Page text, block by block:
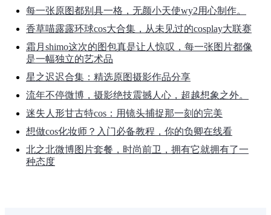
每一张原图都别具一格，无颜小天使wy2用心制作。
香草喵露露环球cos大合集，从未见过的cosplay大联赛
霜月shimo这次的图包真是让人惊叹，每一张图片都像
是一幅独立的艺术品
星之迟迟合集：精选原图摄影作品分享
流年不停微博，摄影绝技震撼人心，超越想象之外。
迷失人形甘古特cos：用镜头捕捉那一刻的完美
想做cos化妆师？入门必备教程，你的负卿在线看
北之北微博图片套餐，时尚前卫，拥有它就拥有了一
种态度